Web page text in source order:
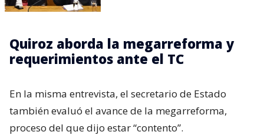
Quiroz aborda la megarreforma y
requerimientos ante el TC
En la misma entrevista, el secretario de Estado
también evaluó el avance de la megarreforma,
proceso del que dijo estar “contento”.